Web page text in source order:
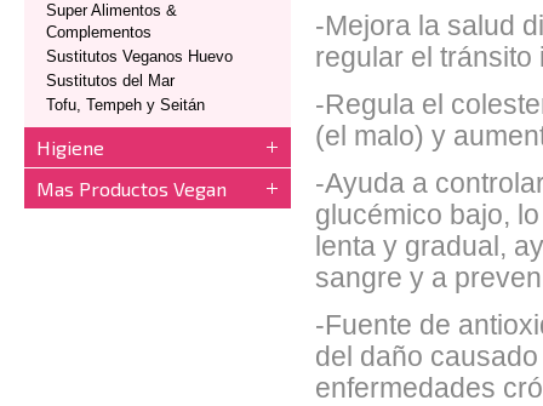
Super Alimentos &
Complementos
Sustitutos Veganos Huevo
Sustitutos del Mar
Tofu, Tempeh y Seitán
Higiene
Mas Productos Vegan
-Mejora la salud
regular el
-Regula el
(el malo) y
-Ayuda a
glucémico bajo,
lenta y gradual,
sangre y a
-Fuente de
del daño
enfermedades